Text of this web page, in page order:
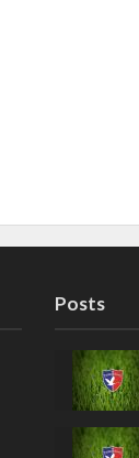
Posts